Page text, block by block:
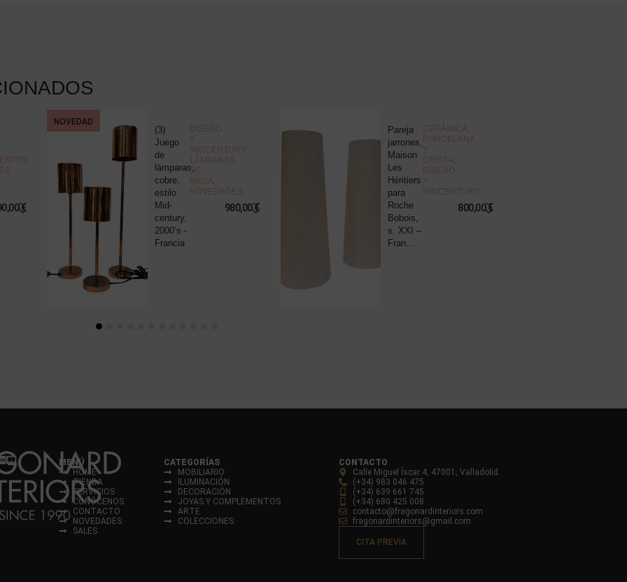
€
NOVEDAD
(3)
Juego
de
lámparas,
cobre,
estilo
Mid-
century,
2000’s -
Francia
DISEÑO
Y
MIDCENTURY,
LÁMPARAS
DE
MESA
NOVEDADES
980,00€
Pareja
jarrones,
Maison
Les
Héritiers
para
Roche
Bobois,
s. XXI –
Fran...
CERÁMICA,
PORCELANA
Y
CRISTAL
DISEÑO
Y
MIDCENTURY
800,00€
MENÚ
HOME
TIENDA
SERVICIOS
CONÓCENOS
CONTACTO
NOVEDADES
SALES
CATEGORÍAS
MOBILIARIO
ILUMINACIÓN
DECORACIÓN
JOYAS Y COMPLEMENTOS
ARTE
COLECCIONES
CONTACTO
Calle Miguel Íscar 4, 47001, Valladolid
(+34) 983 046 475
(+34) 639 661 745
(+34) 680 425 008
contacto@fragonardinteriors.com
fragonardinteriors@gmail.com
CITA PREVIA